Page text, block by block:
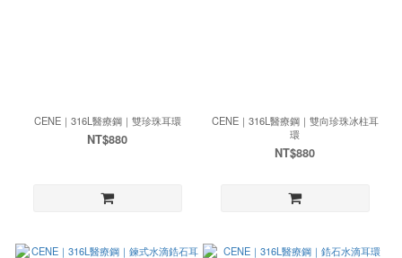
CENE｜316L醫療鋼｜雙珍珠耳環
NT$880
CENE｜316L醫療鋼｜雙向珍珠冰柱耳
環
NT$880